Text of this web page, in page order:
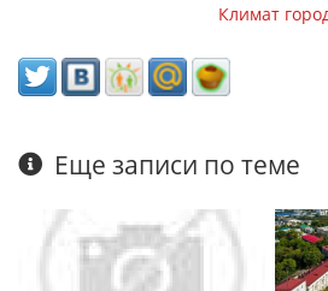
Климат
Еще записи по теме